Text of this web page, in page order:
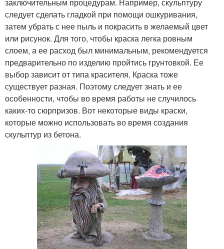
следует сделать гладкой при помощи ошкуривания,
затем убрать с нее пыль и покрасить в желаемый цвет
или рисунок. Для того, чтобы краска легка ровным
слоем, а ее расход был минимальным, рекомендуется
предварительно по изделию пройтись грунтовкой. Ее
выбор зависит от типа красителя. Краска тоже
существует разная. Поэтому следует знать и ее
особенности, чтобы во время работы не случилось
каких-то сюрпризов. Вот некоторые виды краски,
которые можно использовать во время создания
скульптур из бетона.